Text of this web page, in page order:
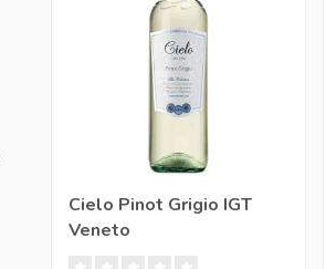
Cielo Pinot Grigio IGT
Veneto